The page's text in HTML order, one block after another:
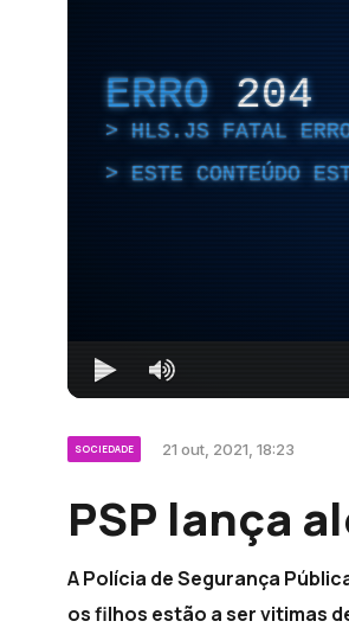
ERRO 204
HLS.JS FATAL
ESTE CONTEÚDO
SOCIEDADE 21 out, 2021, 18:23
PSP lança
A Polícia de Segurança
os filhos estão a ser vitimas